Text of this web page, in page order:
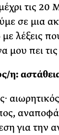
τις 20
σε μια
λέξεις
μου πει
η:
για την